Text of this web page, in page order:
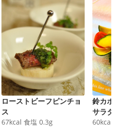
ローストビーフピンチョ
ス
67kcal 食塩 0.3g
鈴カボ
サラダ
60kcal